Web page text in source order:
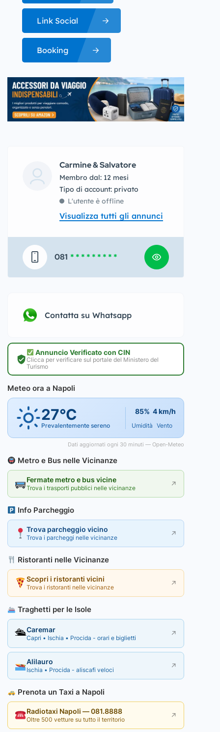
Link Social
Booking
Carmine & Salvatore
Membro dal: 12 mesi
tipo di account: privato
L'utente è offline
Visualizza tutti gli annunci
081 * * * * * * * * *
Contatta su Whatsapp
Annuncio Verificato con CIN
Clicca per verificare sul portale del Ministero del
Turismo
Meteo ora a Napoli
27°C
Prevalentemente sereno
85%
Umidità
4 km/h
Vento
Dati aggiornati ogni 30 minuti — Open-Meteo
Metro e Bus nelle Vicinanze
Fermate metro e bus vicine
Trova i trasporti pubblici nelle vicinanze ↗
Info Parcheggio
Trova parcheggio vicino
Trova i parcheggi nelle vicinanze ↗
Ristoranti nelle Vicinanze
Scopri i ristoranti vicini
Trova i ristoranti nelle vicinanze ↗
Traghetti per le Isole
🛳Caremar
Capri • Ischia • Procida - orari e biglietti ↗
Alilauro
Ischia • Procida - aliscafi veloci ↗
Prenota un Taxi a Napoli
Radiotaxi Napoli — 081.8888
Oltre 500 vetture su tutto il territorio ↗